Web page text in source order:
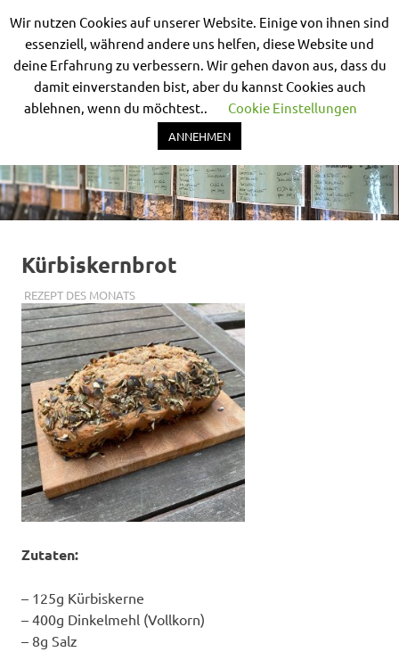
springen
Nix-
drum-
rum
Unverpackt
MENÜ
Kürbiskernbrot
30. SEPTEMBER 2023
SIMONE SCHMIDT
REZEPT DES MONATS
Zutaten:
– 125g Kürbiskerne
– 400g Dinkelmehl (Vollkorn)
– 8g Salz
Wir nutzen Cookies auf unserer Website. Einige von ihnen sind
essenziell, während andere uns helfen, diese Website und
deine Erfahrung zu verbessern. Wir gehen davon aus, dass du
damit einverstanden bist, aber du kannst Cookies auch
ablehnen, wenn du möchtest..
Cookie Einstellungen
ANNEHMEN